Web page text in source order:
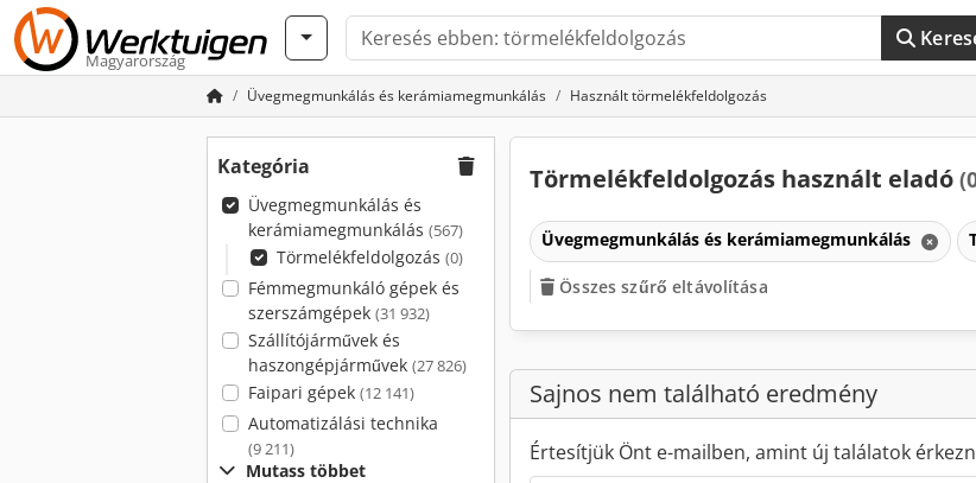
Magyarország
Üvegmegmunkálás és kerámiamegmunkálás Használt törmelékfeldolgozás
Kategória
Üvegmegmunkálás és
kerámiamegmunkálás (567)
Törmelékfeldolgozás (0)
Fémmegmunkáló gépek és
szerszámgépek (31 932)
Szállítójárművek és
haszongépjárművek (27 826)
Faipari gépek (12 141)
Automatizálási technika
(9 211)
Mutass többet
Törmelékfeldolgozás használt eladó
Üvegmegmunkálás és kerámiamegmunkálás
Összes szűrő eltávolítása
Sajnos nem található eredmény
Értesítjük Önt e-mailben, amint új találatok